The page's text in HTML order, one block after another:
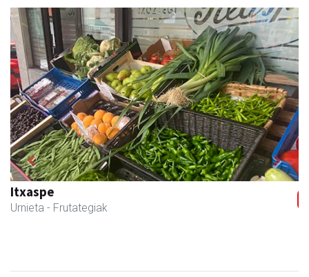
Itxaspe
Urnieta - Frutategiak
Previous Next